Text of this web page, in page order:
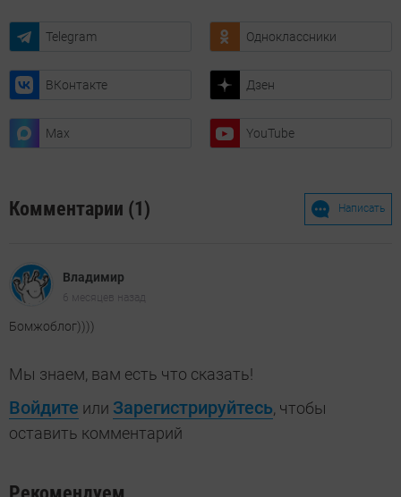
Telegram Одноклассники
ВКонтакте Дзен
Max YouTube
Комментарии (1) Написать
Владимир
6 месяцев назад
Бомжоблог))))
Мы знаем, вам есть что сказать!
Войдите или Зарегистрируйтесь, чтобы
оставить комментарий